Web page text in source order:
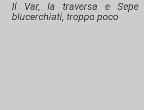
Il Var, la traversa e Sepe
blucerchiati, troppo poco